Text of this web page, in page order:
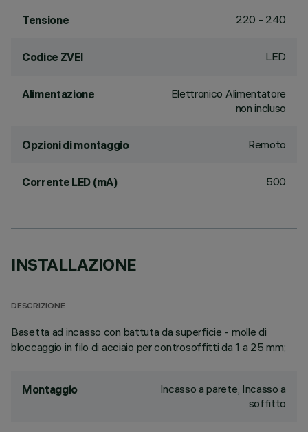
Tensione 220 - 240
Codice ZVEI LED
Alimentazione
Elettronico Alimentatore
non incluso
Opzioni di montaggio Remoto
Corrente LED (mA) 500
INSTALLAZIONE
DESCRIZIONE
Basetta ad incasso con battuta da superficie - molle di
bloccaggio in filo di acciaio per controsoffitti da 1 a 25 mm;
Montaggio
Incasso a parete, Incasso a
soffitto